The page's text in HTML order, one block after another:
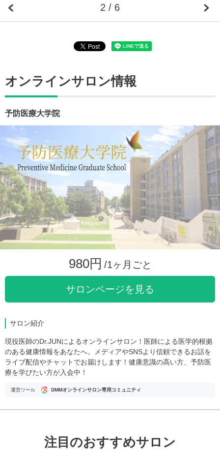
2 / 6
オンラインサロン情報
予防医療大学院
980円 /1ヶ月ごと
サロンページを見る
サロン紹介
現役医師のDr.JUNによるオンラインサロン！医師による医学的根拠
のある健康情報をあなたへ。メディアやSNSより信頼できるお話を
ライブ配信やチャットでお届けします！健康意識の高い方、予防医
療を学びたい方が入会中！
運営ツール DMMオンラインサロン専用コミュニティ
注目のおすすめサロン